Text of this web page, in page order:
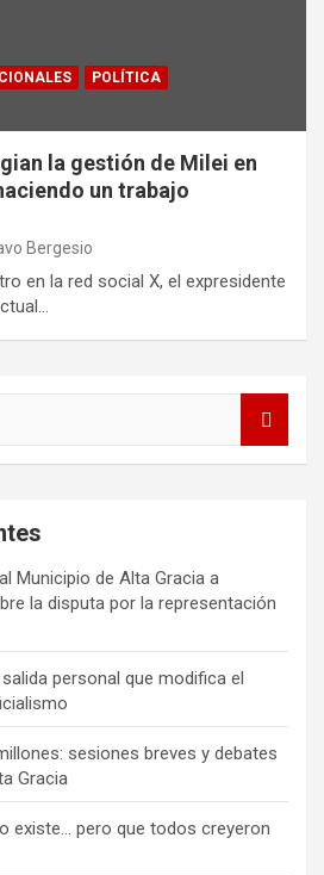
POLÍTICA
la gestión de Milei en
un trabajo
Bergesio
en la red social X, el expresidente
Municipio de Alta Gracia a
la disputa por la representación
personal que modifica el
sesiones breves y debates
Gracia
existe… pero que todos creyeron